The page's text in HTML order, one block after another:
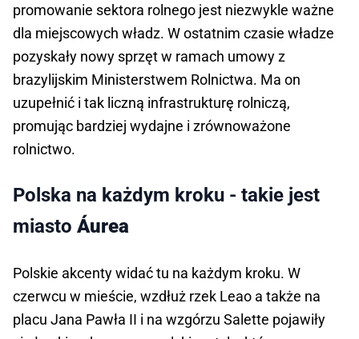
promowanie sektora rolnego jest niezwykle ważne
dla miejscowych władz. W ostatnim czasie władze
pozyskały nowy sprzęt w ramach umowy z
brazylijskim Ministerstwem Rolnictwa. Ma on
uzupełnić i tak liczną infrastrukturę rolniczą,
promując bardziej wydajne i zrównoważone
rolnictwo.
Polska na każdym kroku - takie jest
miasto Áurea
Polskie akcenty widać tu na każdym kroku. W
czerwcu w mieście, wzdłuż rzek Leao a także na
placu Jana Pawła II i na wzgórzu Salette pojawiły